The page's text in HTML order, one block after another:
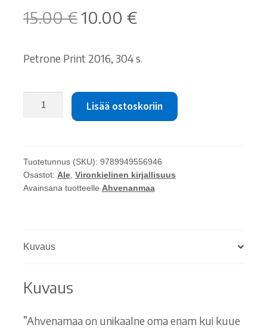
15.00€ Alkuperäinen
oli:
10.00 €Nykyinen
on:
Petrone Print 2016, 304 s.
Tuhande
saare
rahu
Lisää ostoskoriin
Tuotetunnus (SKU): 9789949556946
Osastot: Ale, Vironkielinen kirjallisuus
Avainsana tuotteelle Ahvenanmaa
Kuvaus
Kuvaus
”Ahvenamaa on unikaalne oma enam kui kuue